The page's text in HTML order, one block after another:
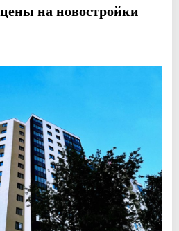
на новостройки